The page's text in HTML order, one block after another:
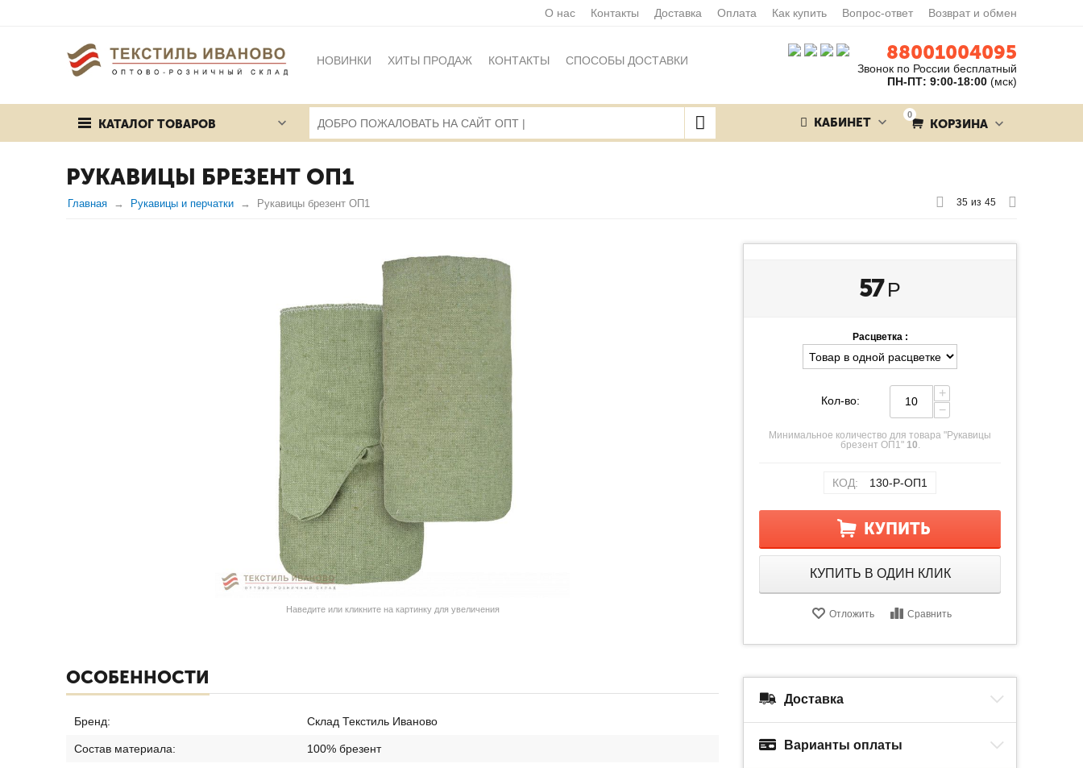
О нас Контакты Доставка Оплата Как купить Вопрос-ответ Возврат и обмен
НОВИНКИ ХИТЫ ПРОДАЖ КОНТАКТЫ СПОСОБЫ ДОСТАВКИ
ПУБЛИЧНАЯ ОФЕРТА КАРТА САЙТА
88001004095
Звонок по России бесплатный
ПН-ПТ: 9:00-18:00 (мск)
КАТАЛОГ ТОВАРОВ
0
КОРЗИНА
КАБИНЕТ
РУКАВИЦЫ БРЕЗЕНТ ОП1
Главная Рукавицы и перчатки Рукавицы брезент ОП1 35 из 45
Наведите или кликните на картинку для увеличения
57 Р
Расцветка :
Кол-во:
+
−
Минимальное количество для товара "Рукавицы
брезент ОП1" 10
КОД: 130-Р-ОП1
КУПИТЬ
КУПИТЬ В ОДИН КЛИК
Отложить Сравнить
ОСОБЕННОСТИ
Бренд: Склад Текстиль Иваново
Состав материала: 100% брезент
Доставка
Варианты оплаты